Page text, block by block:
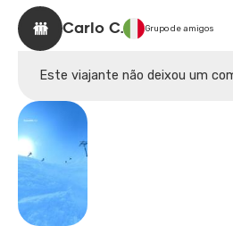
Carlo C. Grupo de amigos
Este viajante não deixou um